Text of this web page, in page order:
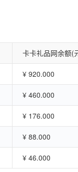
卡卡礼品网余额(
¥ 920.000
¥ 460.000
¥ 176.000
¥ 88.000
¥ 46.000